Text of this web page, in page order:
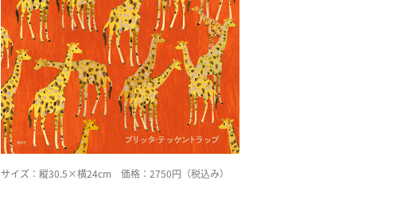
サイズ：縦30.5×横24cm 価格：2750円（税込み）